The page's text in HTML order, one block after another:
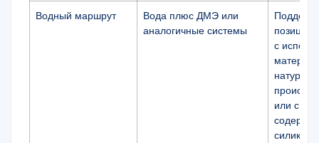
Водный маршрут
Вода плюс ДМЭ или
аналогичные системы
с
или с
силикона.